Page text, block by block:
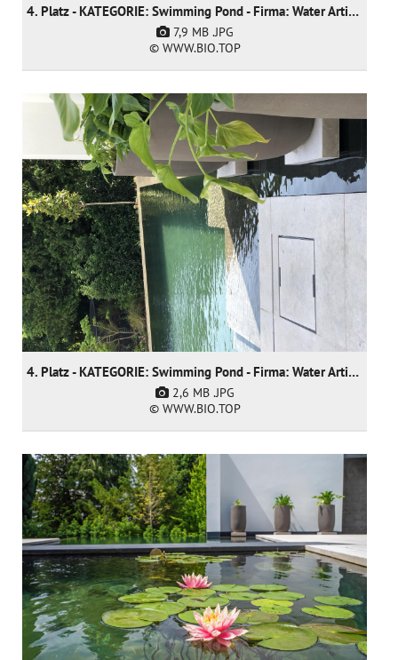
4. Platz - KATEGORIE: Swimming Pond - Firma: Water Artisans
7,9 MB .JPG
© WWW.BIO.TOP
4. Platz - KATEGORIE: Swimming Pond - Firma: Water Artisans
2,6 MB .JPG
© WWW.BIO.TOP